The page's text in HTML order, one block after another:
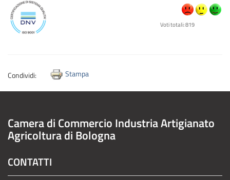
Voti totali: 819
Condividi: Stampa
Camera di Commercio Industria Artigianato
Agricoltura di Bologna
CONTATTI